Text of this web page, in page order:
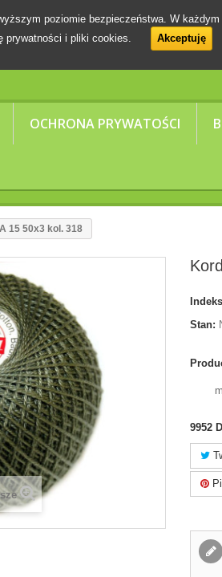
OCHRONA PRYWATOŚCI
poziomie bezpieczeństwa. W
prywatności i pliki cookies.
Akceptuję
15 50x3 kol. 318
Stan:
9952